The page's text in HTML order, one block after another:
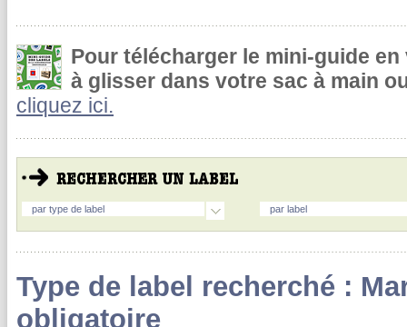
Pour télécharger le mini-guide
à glisser dans votre sac à main
cliquez ici.
par type de label par label
Type de label recherché :
obligatoire